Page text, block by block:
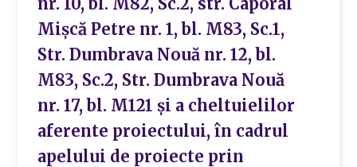
Mișcă Petre nr. 1, bl. M83, Sc.1,
Str. Dumbrava Nouă nr. 12, bl.
M83, Sc.2, Str. Dumbrava Nouă
nr. 17, bl. M121 și a cheltuielilor
aferente proiectului, în cadrul
apelului de proiecte prin